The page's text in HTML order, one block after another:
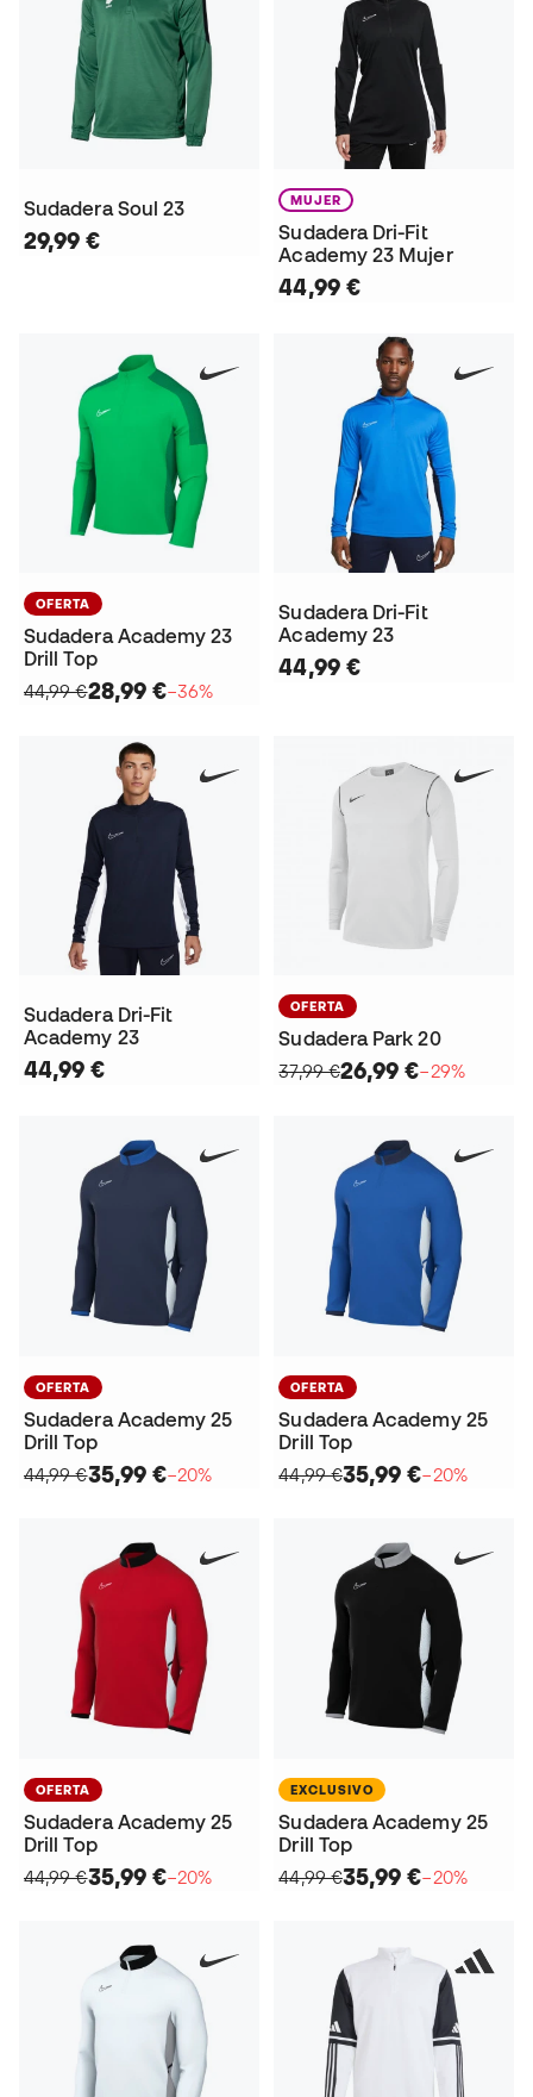
Sudadera Soul 23
29,99 €
MUJER
Sudadera Dri-Fit
Academy 23 Mujer
44,99 €
OFERTA
Sudadera Academy 23
Drill Top
44,99 €28,99 €−36%
Sudadera Dri-Fit
Academy 23
44,99 €
Sudadera Dri-Fit
Academy 23
44,99 €
OFERTA
Sudadera Park 20
37,99 €26,99 €−29%
OFERTA
Sudadera Academy 25
Drill Top
44,99 €35,99 €−20%
OFERTA
Sudadera Academy 25
Drill Top
44,99 €35,99 €−20%
OFERTA
Sudadera Academy 25
Drill Top
44,99 €35,99 €−20%
EXCLUSIVO
Sudadera Academy 25
Drill Top
44,99 €35,99 €−20%